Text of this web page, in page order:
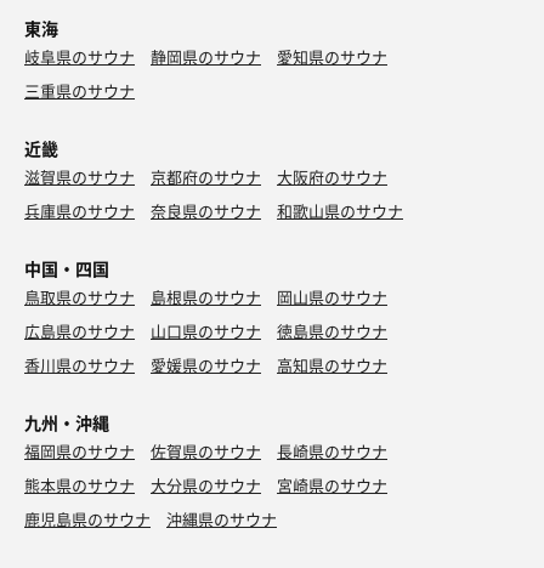
東海
岐阜県のサウナ 静岡県のサウナ
愛知県のサウナ
三重県のサウナ
近畿
滋賀県のサウナ 京都府のサウナ
大阪府のサウナ
兵庫県のサウナ
奈良県のサウナ 和歌山県のサウナ
中国・四国
鳥取県のサウナ 島根県のサウナ
岡山県のサウナ
広島県のサウナ
山口県のサウナ
徳島県のサウナ
香川県のサウナ
愛媛県のサウナ 高知県のサウナ
九州・沖縄
福岡県のサウナ 佐賀県のサウナ
長崎県のサウナ
熊本県のサウナ
大分県のサウナ
宮崎県のサウナ
鹿児島県のサウナ
沖縄県のサウナ